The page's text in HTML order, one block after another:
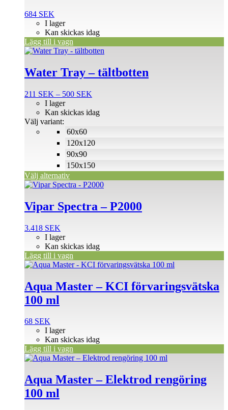
684 SEK
I lager
Kan skickas idag
Lägg till i vagn
Water Tray – tältbotten
211 SEK – 500 SEK
till
60x60
120x120
90x90
150x150
I lager
Kan skickas idag
Välj variant:
Välj alternativ
Den
produkten
har
varianter.
olika
alternativen
Vipar Spectra – P2000
3.418 SEK
I lager
Kan skickas idag
Lägg till i vagn
Aqua Master – KCI förvaringsvätska
100 ml
68 SEK
I lager
Kan skickas idag
Lägg till i vagn
Aqua Master – Elektrod rengöring
100 ml